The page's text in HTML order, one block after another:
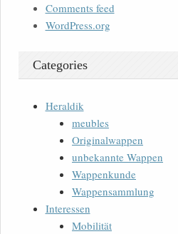
Comments feed
WordPress.org
Categories
Heraldik
meubles
Originalwappen
unbekannte Wappen
Wappenkunde
Wappensammlung
Interessen
Mobilität